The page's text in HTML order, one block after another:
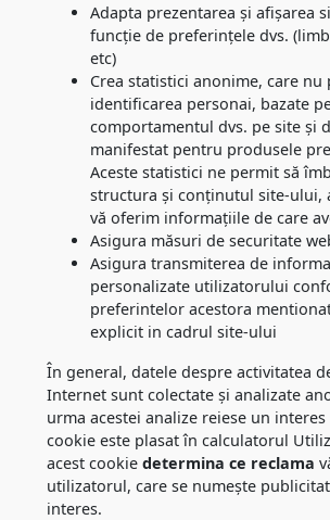
Adapta prezentarea și afișarea
funcție de preferințele dvs.
etc)
Crea statistici anonime, care nu
identificarea personai, bazate
comportamentul dvs. pe site și
manifestat pentru produsele
Aceste statistici ne permit să
structura și conținutul site-ului,
vă oferim informațiile de care
Asigura măsuri de securitate
Asigura transmiterea de
personalizate utilizatorului
preferintelor acestora
explicit in cadrul site-ului
În general, datele despre activitatea
Internet sunt colectate și analizate
urma acestei analize reiese un
cookie este plasat în calculatorul
acest cookie determina ce reclama
utilizatorul, care se numește
interes.